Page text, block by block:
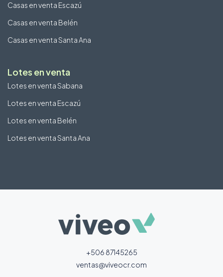
Casas en venta Escazú
Casas en venta Belén
Casas en venta Santa Ana
Lotes en venta
Lotes en venta Sabana
Lotes en venta Escazú
Lotes en venta Belén
Lotes en venta Santa Ana
+506 87145265
ventas@viveocr.com